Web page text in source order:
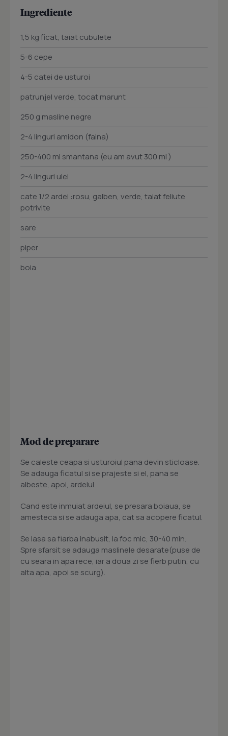
Ingrediente
1,5 kg ficat, taiat cubulete
5-6 cepe
4-5 catei de usturoi
patrunjel verde, tocat marunt
250 g masline negre
2-4 linguri amidon (faina)
250-400 ml smantana (eu am avut 300 ml )
2-4 linguri ulei
cate 1/2 ardei :rosu, galben, verde, taiat feliute
potrivite
sare
piper
boia
Mod de preparare
Se caleste ceapa si usturoiul pana devin sticloase.
Se adauga ficatul si se prajeste si el, pana se
albeste, apoi, ardeiul.
Cand este inmuiat ardeiul, se presara boiaua, se
amesteca si se adauga apa, cat sa acopere ficatul.
Se lasa sa fiarba inabusit, la foc mic, 30-40 min.
Spre sfarsit se adauga maslinele desarate(puse de
cu seara in apa rece, iar a doua zi se fierb putin, cu
alta apa, apoi se scurg).